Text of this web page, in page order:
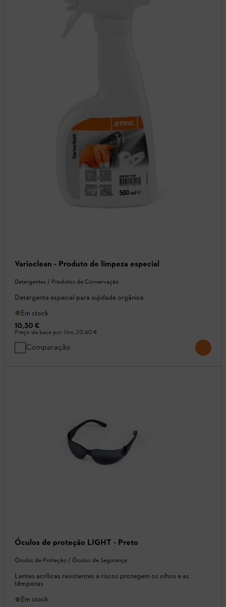
Varioclean - Produto de limpeza especial
Detergentes / Produtos de Conservação
Detergente especial para sujidade orgânica
Em stock
10,30 €
Preço de base por litro 20,60 €
Comparação
Óculos de proteção LIGHT - Preto
Óculos de Proteção / Óculos de Segurança
Lentes acrílicas resistentes a riscos protegem os olhos e as
têmporas
Em stock